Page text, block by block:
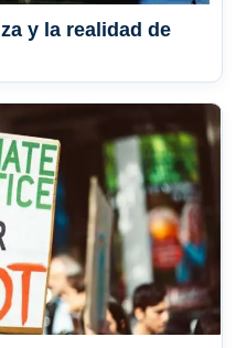
y la realidad de